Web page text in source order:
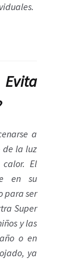
a
de la luz
El
en su
para ser
Super
y las
o en
ya